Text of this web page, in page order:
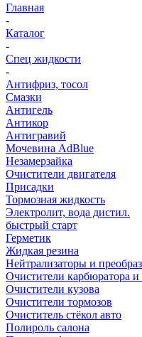
Главная
-
Каталог
-
Спец жидкости
-
Антифриз, тосол
Смазки
Антигель
Антикор
Антигравий
Мочевина AdBlue
Незамерзайка
Очистители двигателя
Присадки
Тормозная жидкость
Электролит, вода дистил.
быстрый старт
Герметик
Жидкая резина
Нейтрализаторы и
Очистители карбюратора и
Очистители кузова
Очистители тормозов
Очиститель стёкол авто
Полироль салона